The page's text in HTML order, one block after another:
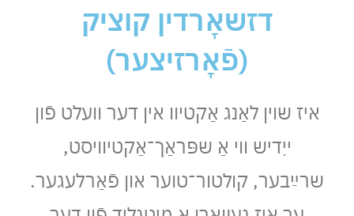
דזשאָרדין קוציק
(פֿאָרזיצער)
איז שוין לאַנג אַקטיוו אין דער וועלט פֿון
ייִדיש ווי אַ שפּראַך־אַקטיוויסט,
שרײַבער, קולטור־טוער און פֿאַרלעגער.